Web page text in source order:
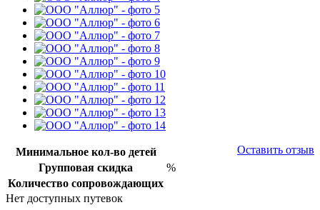
Оставить отзыв
Минимальное кол-во детей
Групповая скидка
%
Количество сопровождающих
Нет доступных путевок